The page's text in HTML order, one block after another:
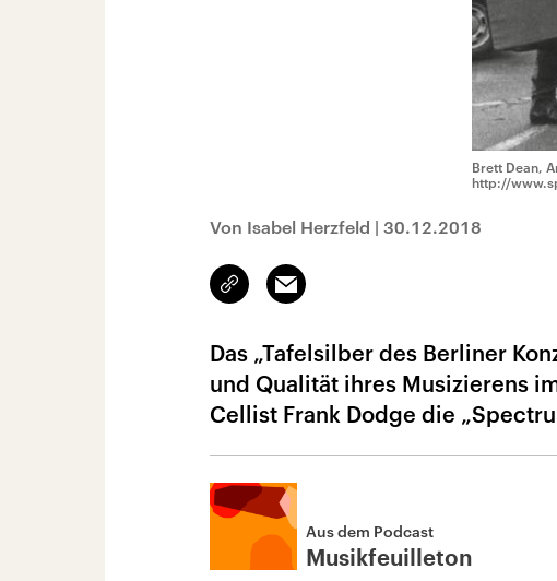
Brett Dean,
http://
Von Isabel Herzfeld | 30.12.2018
Link
kopieren/teilen
Email
Das „Tafelsilber des Berliner
und Qualität ihres Musizierens
Cellist Frank Dodge die
Aus dem Podcast
Musikfeuilleton